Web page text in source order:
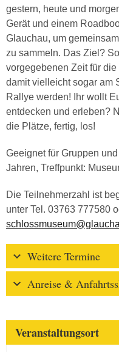
gestern, heute und
Gerät und einem
Glauchau, um
zu sammeln. Das Ziel?
vorgegebenen Zeit für
damit vielleicht sogar am
Rallye werden! Ihr wollt
entdecken und erleben?
die Plätze, fertig, los!
Geeignet für Gruppen
Jahren, Treffpunkt:
Die Teilnehmerzahl ist
unter Tel. 03763 777580
Weitere Termine
Anreise &
Veranstaltungsort